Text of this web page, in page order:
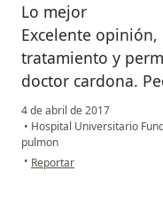
Lo mejor
Excelente
tratamiento y
doctor cardona.
4 de abril de 2017
• Hospital Universitario
pulmon
• en opinión del usuario
Reportar